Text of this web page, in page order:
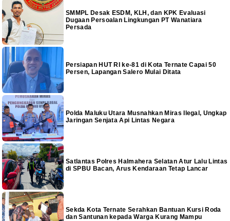
SMMPL Desak ESDM, KLH, dan KPK Evaluasi
Dugaan Persoalan Lingkungan PT Wanatiara
Persada
Persiapan HUT RI ke-81 di Kota Ternate Capai 50
Persen, Lapangan Salero Mulai Ditata
Polda Maluku Utara Musnahkan Miras Ilegal, Ungkap
Jaringan Senjata Api Lintas Negara
Satlantas Polres Halmahera Selatan Atur Lalu Lintas
di SPBU Bacan, Arus Kendaraan Tetap Lancar
Sekda Kota Ternate Serahkan Bantuan Kursi Roda
dan Santunan kepada Warga Kurang Mampu